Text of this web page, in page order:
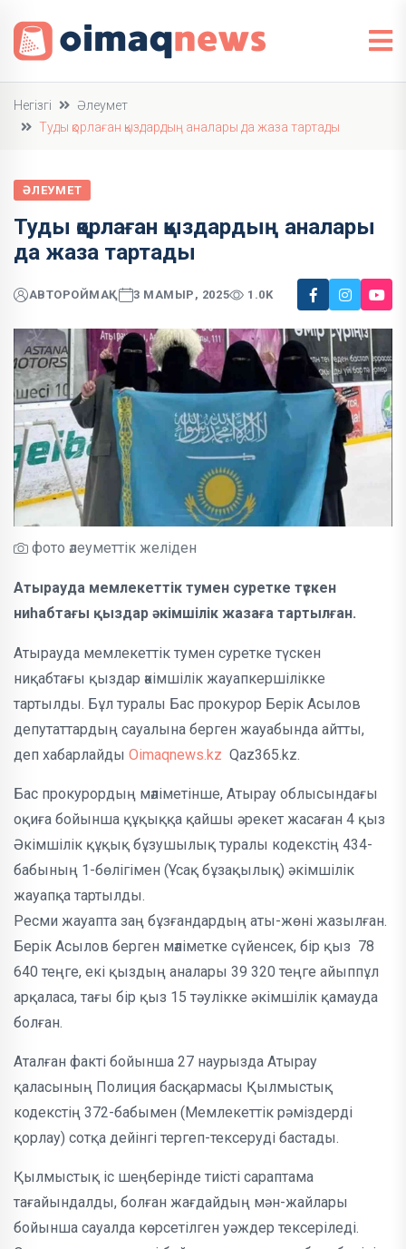
Негізгі
Әлеумет
Туды қорлаған қыздардың аналары да жаза тартады
ӘЛЕУМЕТ
Туды қорлаған қыздардың аналары
да жаза тартады
АВТОРОЙМАҚ 3 МАМЫР, 2025 1.0K
фото әлеуметтік желіден
Атырауда мемлекеттік тумен суретке түскен
ниһабтағы қыздар әкімшілік жазаға тартылған.
Атырауда мемлекеттік тумен суретке түскен
ниқабтағы қыздар әкімшілік жауапкершілікке
тартылды. Бұл туралы Бас прокурор Берік Асылов
депутаттардың сауалына берген жауабында айтты,
деп хабарлайды Oimaqnews.kz Qaz365.kz.
Бас прокурордың мәліметінше, Атырау облысындағы
оқиға бойынша құқыққа қайшы əрекет жасаған 4 қыз
Әкімшілік құқық бұзушылық туралы кодекстің 434-
бабының 1-бөлігімен (Ұсақ бұзақылық) əкімшілік
жауапқа тартылды.
Ресми жауапта заң бұзғандардың аты-жөні жазылған.
Берік Асылов берген мәліметке сүйенсек, бір қыз 78
640 теңге, екі қыздың аналары 39 320 теңге айыппұл
арқаласа, тағы бір қыз 15 тəулікке əкімшілік қамауда
болған.
Аталған факті бойынша 27 наурызда Атырау
қаласының Полиция басқармасы Қылмыстық
кодекстің 372-бабымен (Мемлекеттік рəміздерді
қорлау) сотқа дейінгі тергеп-тексеруді бастады.
Қылмыстық іс шеңберінде тиісті сараптама
тағайындалды, болған жағдайдың мəн-жайлары
бойынша сауалда көрсетілген уəждер тексеріледі.